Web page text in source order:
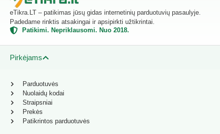
eTikra.LT – patikimas jūsų gidas internetinių parduotuvių pasaulyje.
Padedame rinktis atsakingai ir apsipirkti užtikrintai.
Patikimi. Nepriklausomi. Nuo 2018.
Pirkėjams
Parduotuvės
Nuolaidų kodai
Straipsniai
Prekės
Patikrintos parduotuvės